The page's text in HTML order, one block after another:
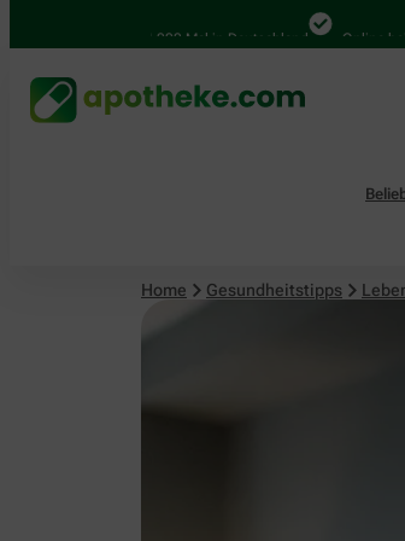
4.000 Mal in Deutschland Online bei Ihrer
Home Gesundheitstipps
Lebensqualität & Prävention